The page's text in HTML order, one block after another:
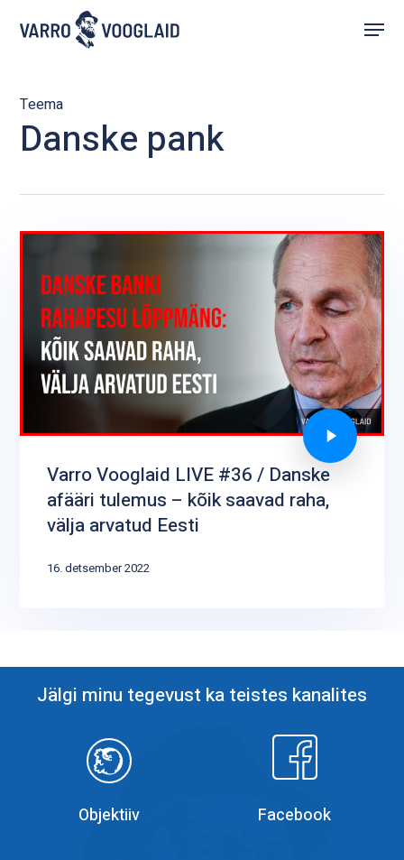
Menu
Teema
Danske pank
Varro Vooglaid LIVE #36 / Danske
afääri tulemus – kõik saavad raha,
välja arvatud Eesti
16. detsember 2022
Jälgi minu tegevust ka teistes kanalites
Objektiiv
Objektiiv
Facebook
Facebook